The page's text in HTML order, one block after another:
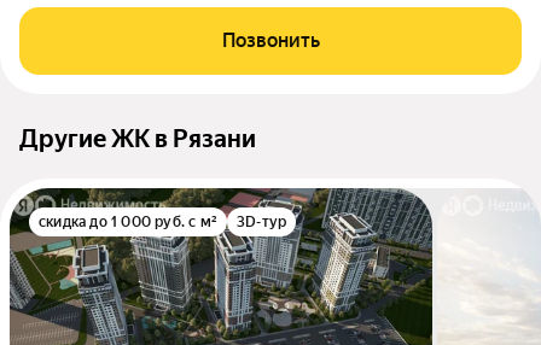
Позвонить
Другие ЖК в Рязани
скидка до 1 000 руб. с м² 3D-тур